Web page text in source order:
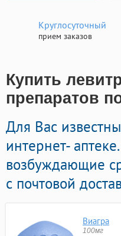
Круглосуточный
прием заказов
Купить
препаратов
Для Вас
интернет-
возбуждающие
с почтовой
Виагра
100мг